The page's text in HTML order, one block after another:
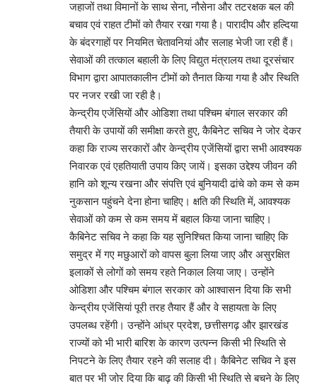
जहाजों तथा विमानों के साथ सेना, नौसेना और तटरक्षक बल की
बचाव एवं राहत टीमों को तैयार रखा गया है। पारादीप और हल्दिया
के बंदरगाहों पर नियमित चेतावनियां और सलाह भेजी जा रही हैं।
सेवाओं की तत्काल बहाली के लिए विद्युत मंत्रालय तथा दूरसंचार
विभाग द्वारा आपातकालीन टीमों को तैनात किया गया है और स्थिति
पर नजर रखी जा रही है।
केन्द्रीय एजेंसियों और ओडिशा तथा पश्चिम बंगाल सरकार की
तैयारी के उपायों की समीक्षा करते हुए, कैबिनेट सचिव ने जोर देकर
कहा कि राज्य सरकारों और केन्द्रीय एजेंसियों द्वारा सभी आवश्यक
निवारक एवं एहतियाती उपाय किए जायें। इसका उद्देश्य जीवन की
हानि को शून्य रखना और संपत्ति एवं बुनियादी ढांचे को कम से कम
नुकसान पहुंचने देना होना चाहिए। क्षति की स्थिति में, आवश्यक
सेवाओं को कम से कम समय में बहाल किया जाना चाहिए।
कैबिनेट सचिव ने कहा कि यह सुनिश्चित किया जाना चाहिए कि
समुद्र में गए मछुआरों को वापस बुला लिया जाए और असुरक्षित
इलाकों से लोगों को समय रहते निकाल लिया जाए। उन्होंने
ओडिशा और पश्चिम बंगाल सरकार को आश्वासन दिया कि सभी
केन्द्रीय एजेंसियां ​​पूरी तरह तैयार हैं और वे सहायता के लिए
उपलब्ध रहेंगी। उन्होंने आंध्र प्रदेश, छत्तीसगढ़ और झारखंड
राज्यों को भी भारी बारिश के कारण उत्पन्न किसी भी स्थिति से
निपटने के लिए तैयार रहने की सलाह दी। कैबिनेट सचिव ने इस
बात पर भी जोर दिया कि बाढ़ की किसी भी स्थिति से बचने के लिए